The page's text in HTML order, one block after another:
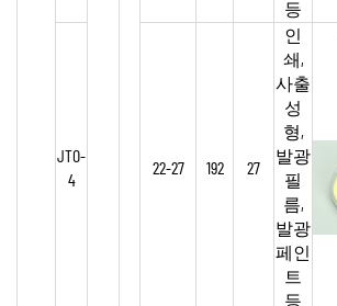
등
JTO-
4
22-27 192 27
인
쇄,
사출
성
형,
발광
필
름,
발광
페인
트
등